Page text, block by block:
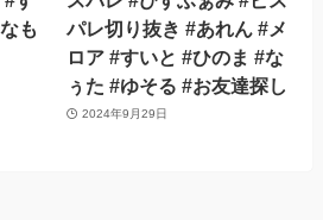
も
パレ切り抜き #あれん #メ
ロア #すいと #ひのま #な
ぅた #ゆそる #お友達探し
2024年9月29日